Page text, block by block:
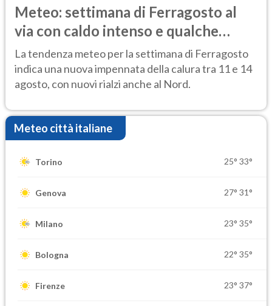
Meteo: settimana di Ferragosto al
via con caldo intenso e qualche
temporale
La tendenza meteo per la settimana di Ferragosto
indica una nuova impennata della calura tra 11 e 14
agosto, con nuovi rialzi anche al Nord.
Meteo città italiane
Torino 25° 33°
Genova 27° 31°
Milano 23° 35°
Bologna 22° 35°
Firenze 23° 37°